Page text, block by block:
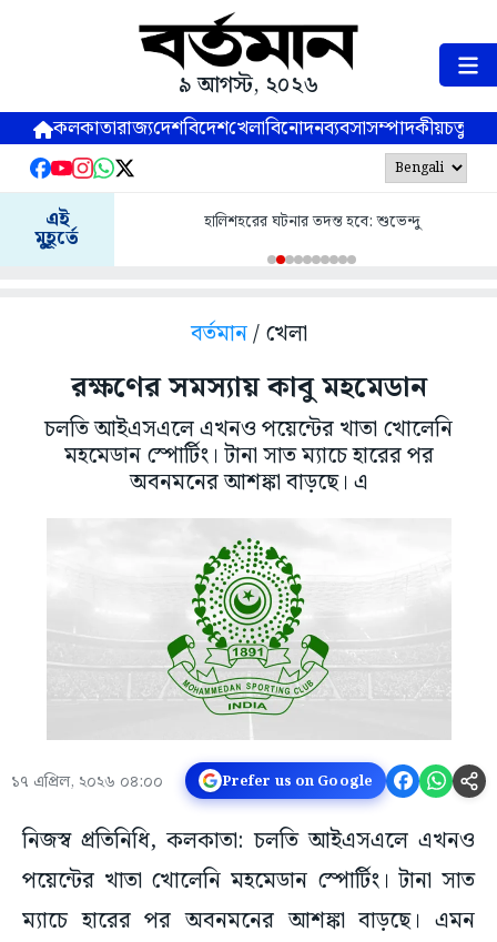
৯ আগস্ট, ২০২৬
কলকাতারাজ্যদেশবিদেশখেলাবিনোদনব্যবসাসম্পাদকীয়
এই
মুহূর্তে
হালিশহরের ঘটনার তদন্ত হবে: শুভেন্দু
বর্তমান/ খেলা
রক্ষণের সমস্যায় কাবু মহমেডান
চলতি আইএসএলে এখনও পয়েন্টের খাতা খোলেনি
মহমেডান স্পোর্টিং। টানা সাত ম্যাচে হারের পর
অবনমনের আশঙ্কা বাড়ছে। এ
১৭ এপ্রিল, ২০২৬ ০৪:০০ Prefer us on Google
নিজস্ব প্রতিনিধি, কলকাতা: চলতি আইএসএলে এখনও
পয়েন্টের খাতা খোলেনি মহমেডান স্পোর্টিং। টানা সাত
ম্যাচে হারের পর অবনমনের আশঙ্কা বাড়ছে। এমন